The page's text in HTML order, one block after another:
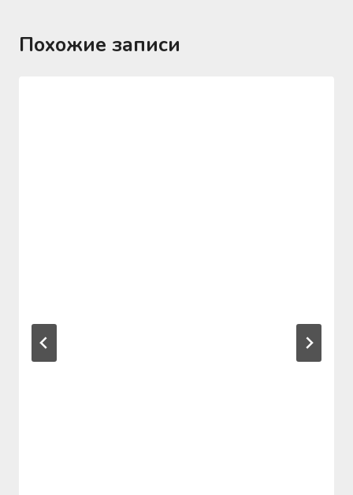
Похожие записи